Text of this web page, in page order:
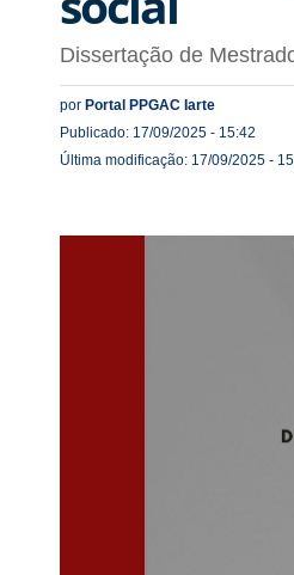
Dissertação de
por Portal PPGAC Iarte
Publicado: 17/09/2025 - 15:42
Última modificação: 17/09/2025 -